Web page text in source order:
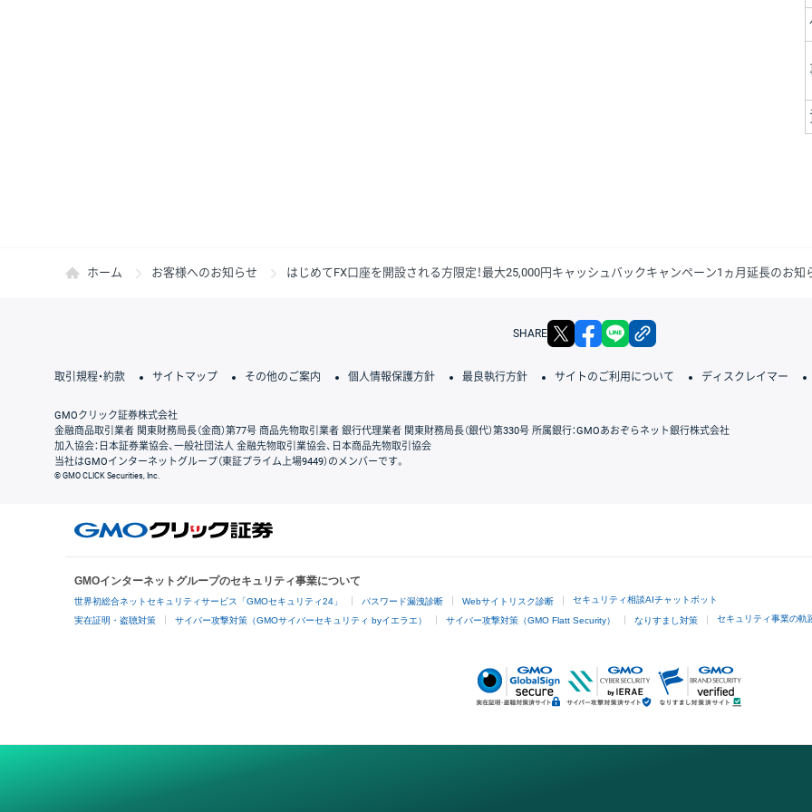
ホーム お客様へのお知らせ はじめてFX口座を開設される方限定！最大25,000円キャッシュバックキャンペーン1ヵ月延長のお知
SHARE X facebook
取引規程・約款 サイトマップ その他のご案内 個人情報保護方針 最良執行方針 サイトのご利用について ディスクレイマー
GMOクリック証券株式会社
金融商品取引業者 関東財務局長（金商）第77号 商品先物取引業者 銀行代理業者 関東財務局長（銀代）第330号 所属銀行：GMOあおぞらネット銀行株式会社
加入協会：日本証券業協会、一般社団法人 金融先物取引業協会、日本商品先物取引協会
当社はGMOインターネットグループ（東証プライム上場9449）のメンバーです。
© GMO CLICK Securities, Inc.
GMOインターネットグループのセキュリティ事業について
世界初総合ネットセキュリティサービス「GMOセキュリティ24」 パスワード漏洩診断 Webサイトリスク診断 セキュリティ相談AIチャットボット
実在証明・盗聴対策 サイバー攻撃対策（GMOサイバーセキュリティ byイエラエ） サイバー攻撃対策（GMO Flatt Security） なりすまし対策 セキュリティ事業の軌